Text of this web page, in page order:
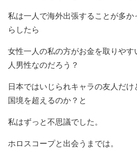
私は一人で海外出張することが多
らしたら
女性一人の私の方がお金を取りや
人男性なのだろう？
日本ではいじられキャラの友人だ
国境を超えるのか？と
私はずっと不思議でした。
ホロスコープと出会うまでは。